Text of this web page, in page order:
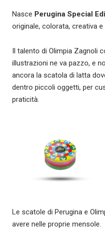
Nasce Perugina Special
originale, colorata, creativa
Il talento di Olimpia Zagnoli
illustrazioni ne va pazzo, e
ancora la scatola di latta
dentro piccoli oggetti, per
praticità.
Le scatole di Perugina e
avere nelle proprie mensole.